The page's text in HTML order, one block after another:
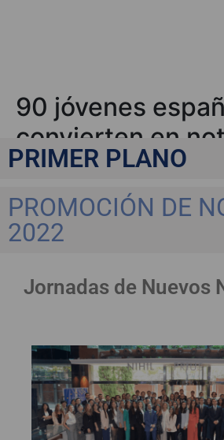
90 jóvenes
convierten en
PRIMER PLANO
PROMOCIÓN DE
2022
Jornadas de Nuevos